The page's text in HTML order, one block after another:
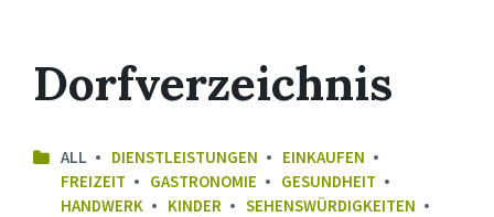
Dorfverzeichnis
ALL DIENSTLEISTUNGEN
EINKAUFEN
FREIZEIT
GASTRONOMIE
GESUNDHEIT
HANDWERK
KINDER
SEHENSWÜRDIGKEITEN